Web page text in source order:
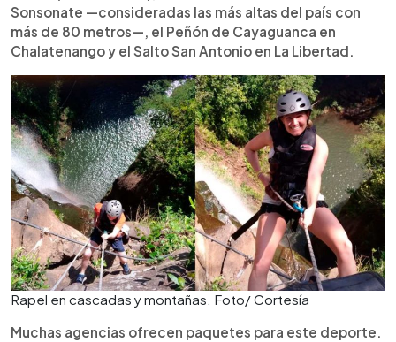
Sonsonate —consideradas las más altas del país con
más de 80 metros—, el Peñón de Cayaguanca en
Chalatenango y el Salto San Antonio en La Libertad.
Rapel en cascadas y montañas. Foto/ Cortesía
Muchas agencias ofrecen paquetes para este deporte.